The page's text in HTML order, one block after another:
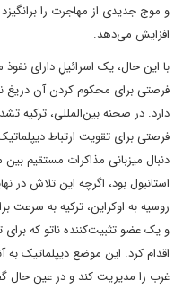
و موج جدیدی از مهاجرت را
افزایش می‌دهد.
با این حال، یک اسرائیلِ دارای
فرصتی برای محکوم کردن آن دریغ
دارد. در صحنه بین‌المللی، ترکیه
فرصتی برای تقویت ارتباط
دنبال میزبانی مذاکرات مستقیم
استانبول بود، اگرچه این تلاش در
روسیه به اوکراین، ترکیه به
و یک عضو تثبیت‌کننده ناتو که
اقدام کرد. این موضع دیپلماتیک به
غرب را مدیریت کند و در عین حال